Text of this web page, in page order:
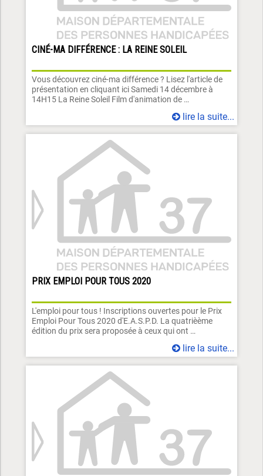
CINÉ-MA DIFFÉRENCE : LA REINE SOLEIL
Vous découvrez ciné-ma différence ? Lisez l'article de
présentation en cliquant ici Samedi 14 décembre à
14H15 La Reine Soleil Film d'animation de …
lire la suite...
PRIX EMPLOI POUR TOUS 2020
L'emploi pour tous ! Inscriptions ouvertes pour le Prix
Emploi Pour Tous 2020 d'E.A.S.P.D. La quatrièème
édition du prix sera proposée à ceux qui ont …
lire la suite...